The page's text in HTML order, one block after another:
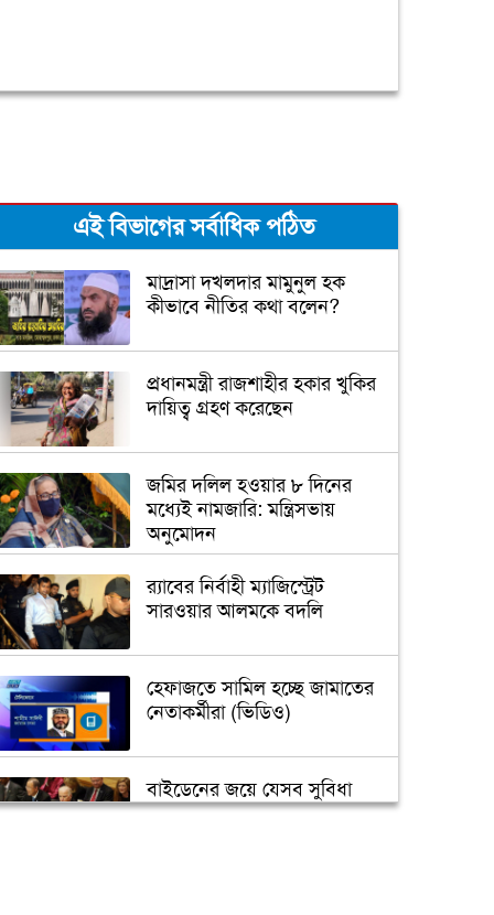
এই বিভাগের সর্বাধিক পঠিত
মাদ্রাসা দখলদার মামুনুল হক
কীভাবে নীতির কথা বলেন?
প্রধানমন্ত্রী রাজশাহীর হকার খুকির
দায়িত্ব গ্রহণ করেছেন
জমির দলিল হওয়ার ৮ দিনের
মধ্যেই নামজারি: মন্ত্রিসভায়
অনুমোদন
র‌্যাবের নির্বাহী ম্যাজিস্ট্রেট
সারওয়ার আলমকে বদলি
হেফাজতে সামিল হচ্ছে জামাতের
নেতাকর্মীরা (ভিডিও)
বাইডেনের জয়ে যেসব সুবিধা
পাবে বাংলাদেশ